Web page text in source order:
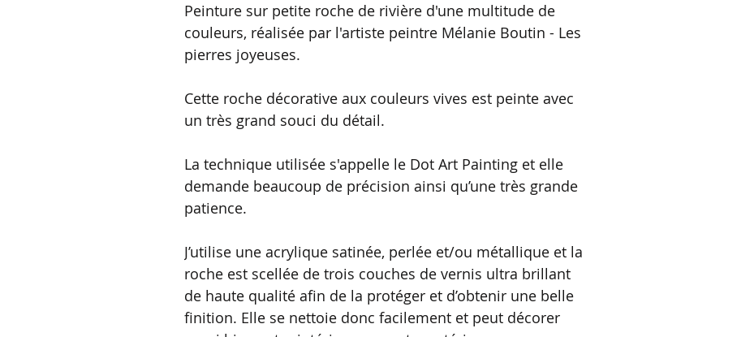
Peinture sur petite roche de rivière d'une multitude de
couleurs, réalisée par l'artiste peintre Mélanie Boutin - Les
pierres joyeuses.
Cette roche décorative aux couleurs vives est peinte avec
un très grand souci du détail.
La technique utilisée s'appelle le Dot Art Painting et elle
demande beaucoup de précision ainsi qu’une très grande
patience.
J’utilise une acrylique satinée, perlée et/ou métallique et la
roche est scellée de trois couches de vernis ultra brillant
de haute qualité afin de la protéger et d’obtenir une belle
finition. Elle se nettoie donc facilement et peut décorer